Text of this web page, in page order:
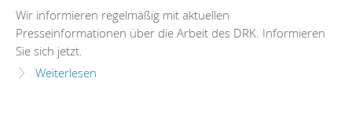
Wir informieren regelmäßig mit aktuellen
Presseinformationen über die Arbeit des DRK. Informieren
Sie sich jetzt.
Weiterlesen